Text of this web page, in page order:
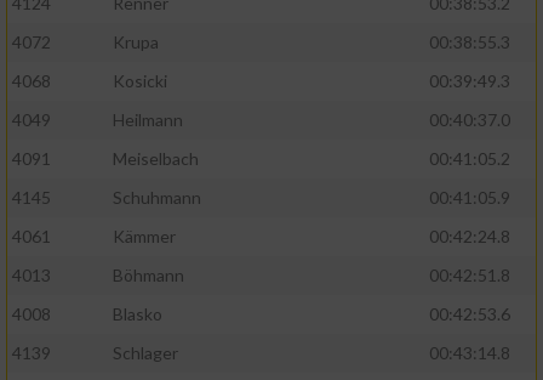
4072
Krupa
00:38:55.3
4068
Kosicki
00:39:49.3
4049
Heilmann
00:40:37.0
4091
Meiselbach
00:41:05.2
4145
Schuhmann
00:41:05.9
4061
Kämmer
00:42:24.8
4013
Böhmann
00:42:51.8
4008
Blasko
00:42:53.6
4139
Schlager
00:43:14.8